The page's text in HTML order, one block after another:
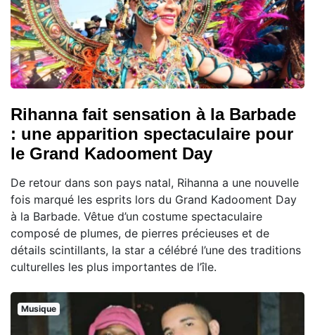
Rihanna fait sensation à la Barbade
: une apparition spectaculaire pour
le Grand Kadooment Day
De retour dans son pays natal, Rihanna a une nouvelle
fois marqué les esprits lors du Grand Kadooment Day
à la Barbade. Vêtue d’un costume spectaculaire
composé de plumes, de pierres précieuses et de
détails scintillants, la star a célébré l’une des traditions
culturelles les plus importantes de l’île.
Musique